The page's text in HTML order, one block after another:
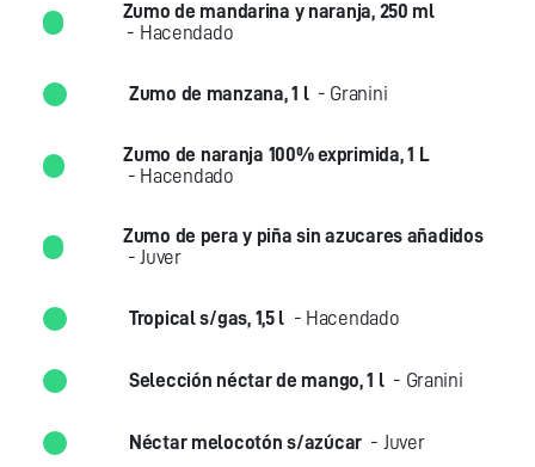
Zumo de mandarina y naranja, 250 ml
- Hacendado
Zumo de manzana, 1 l - Granini
Zumo de naranja 100% exprimida, 1 L
- Hacendado
Zumo de pera y piña sin azucares añadidos
- Juver
Tropical s/gas, 1,5 l - Hacendado
Selección néctar de mango, 1 l - Granini
Néctar melocotón s/azúcar - Juver